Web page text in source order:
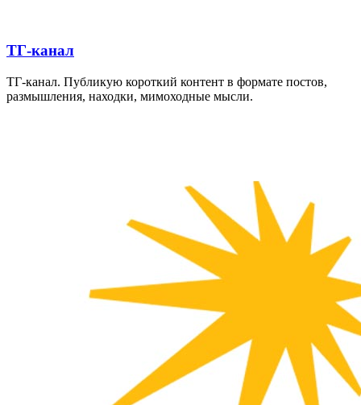
ТГ-канал
ТГ-канал. Публикую короткий контент в формате постов,
размышления, находки, мимоходные мысли.